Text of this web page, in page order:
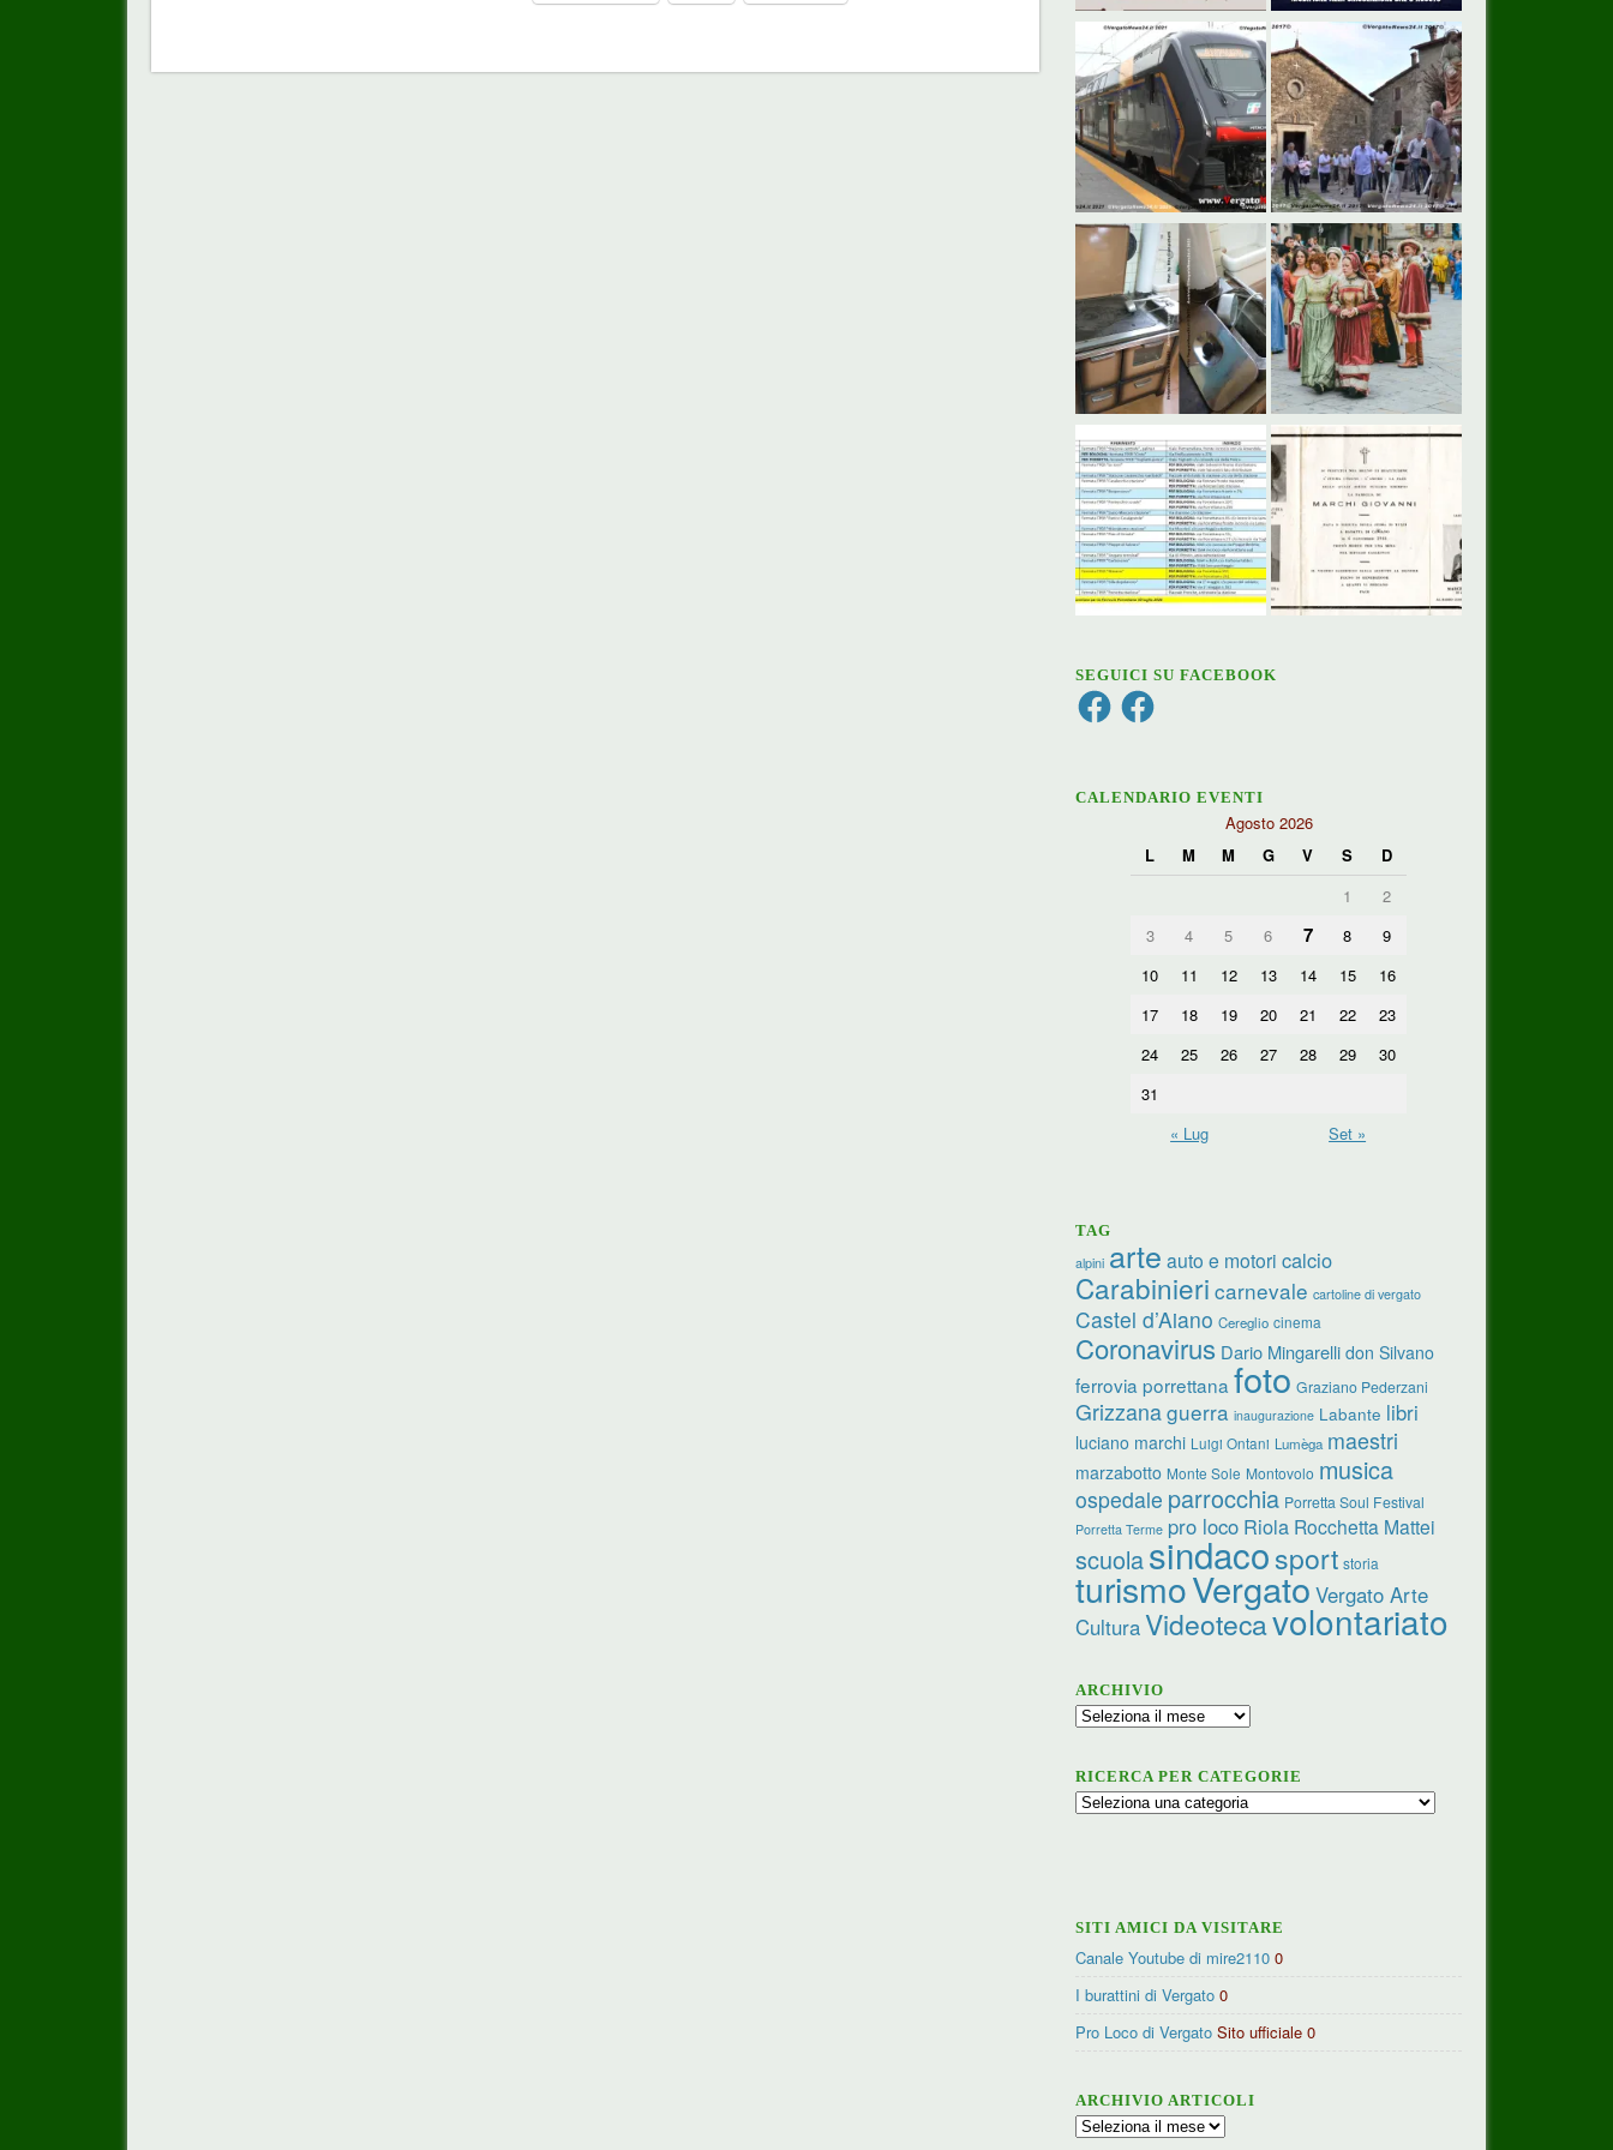
SEGUICI SU FACEBOOK
FacebookFacebook
CALENDARIO EVENTI
Agosto 2026
L
M M G V S
D
1
2
3
4 5 6 7 8
9
10
11 12 13 14 15
16
17
18 19 20 21 22
23
24
25 26 27 28 29
30
31
« Lug
Set »
TAG
alpini arte auto e motori calcio
Carabinieri carnevale cartoline di vergato
Castel d’Aiano Cereglio cinema
Coronavirus Dario Mingarelli don Silvano
ferrovia porrettana foto Graziano Pederzani
Grizzanaguerra inaugurazione Labante libri
luciano marchi Luigi Ontani Lumèga maestri
marzabotto Monte Sole Montovolo musica
ospedale parrocchia Porretta Soul Festival
Porretta Terme pro loco Riola Rocchetta Mattei
scuolasindacosport storia
turismoVergato Vergato Arte
CulturaVideotecavolontariato
ARCHIVIO
Archivio
RICERCA PER CATEGORIE
Ricerca
SITI AMICI DA VISITARE
Canale Youtube di mire2110 0
I burattini di Vergato 0
Pro Loco di Vergato Sito ufficiale 0
ARCHIVIO ARTICOLI
Archivio